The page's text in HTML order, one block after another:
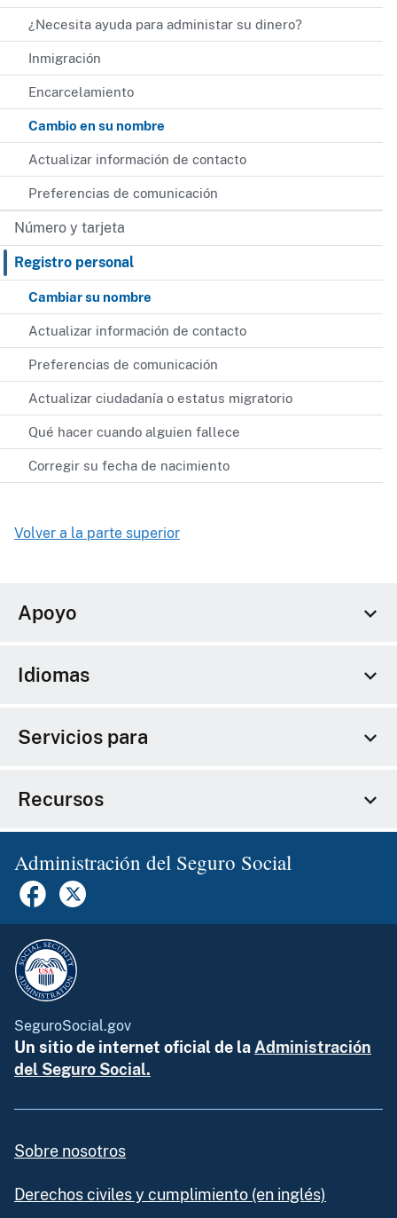
¿Necesita ayuda para administar su dinero?
Inmigración
Encarcelamiento
Cambio en su nombre
Actualizar información de contacto
Preferencias de comunicación
Número y tarjeta
Registro personal
Cambiar su nombre
Actualizar información de contacto
Preferencias de comunicación
Actualizar ciudadanía o estatus migratorio
Qué hacer cuando alguien fallece
Corregir su fecha de nacimiento
Volver a la parte superior
Apoyo
Idiomas
Servicios para
Recursos
Administración del Seguro Social
SeguroSocial.gov
Un sitio de internet oficial de la Administración
del Seguro Social.
Sobre nosotros
Derechos civiles y cumplimiento (en inglés)